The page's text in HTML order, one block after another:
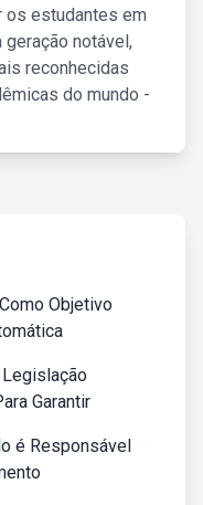
os estudantes em
geração notável,
reconhecidas
do mundo -
Objetivo
Garantir
é Responsável